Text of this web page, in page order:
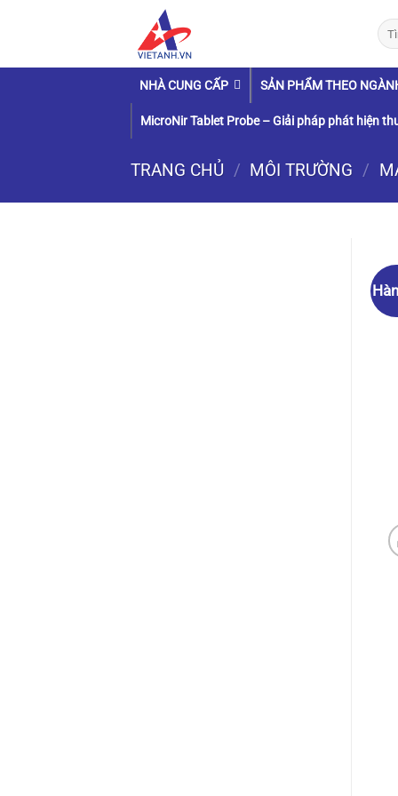
Tìm
NHÀ CUNG CẤP SẢN PHẨM THEO
MicroNir Tablet Probe – Giải pháp phát hiện
TRANG CHỦ / MÔI TRƯỜNG /